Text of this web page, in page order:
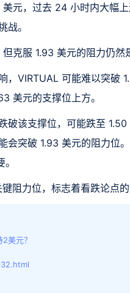
元，过去 24 小时内大幅上
战。
克服 1.93 美元的阻力仍然
，VIRTUAL 可能难以突破
美元的支撑位上方。
破该支撑位，可能跌至
突破 1.93 美元的阻力位
阻力位，标志着看跌论点的
美元？